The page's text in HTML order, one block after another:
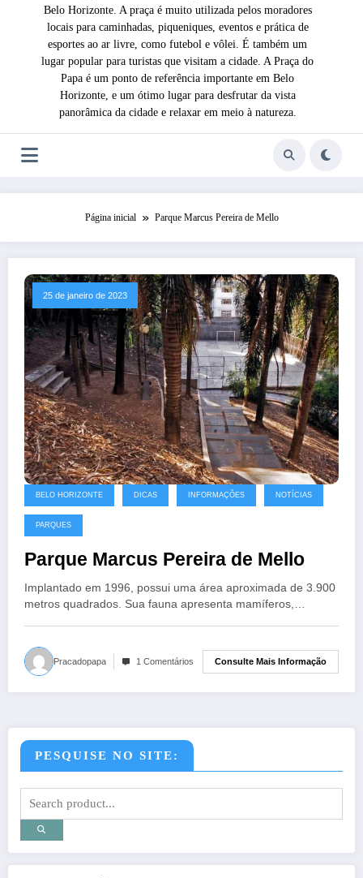
Belo Horizonte. A praça é muito utilizada pelos moradores
locais para caminhadas, piqueniques, eventos e prática de
esportes ao ar livre, como futebol e vôlei. É também um
lugar popular para turistas que visitam a cidade. A Praça do
Papa é um ponto de referência importante em Belo
Horizonte, e um ótimo lugar para desfrutar da vista
panorâmica da cidade e relaxar em meio à natureza.
Página inicial Parque Marcus Pereira de Mello
25 de janeiro de 2023
BELO HORIZONTE DICAS INFORMAÇÕES NOTÍCIAS
PARQUES
Parque Marcus Pereira de Mello
Implantado em 1996, possui uma área aproximada de 3.900
metros quadrados. Sua fauna apresenta mamíferos,…
Pracadopapa 1 Comentários Consulte Mais Informação
PESQUISE NO SITE: